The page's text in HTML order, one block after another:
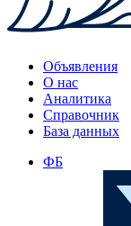
Объявления
О нас
Аналитика
Справочник
База данных
ФБ